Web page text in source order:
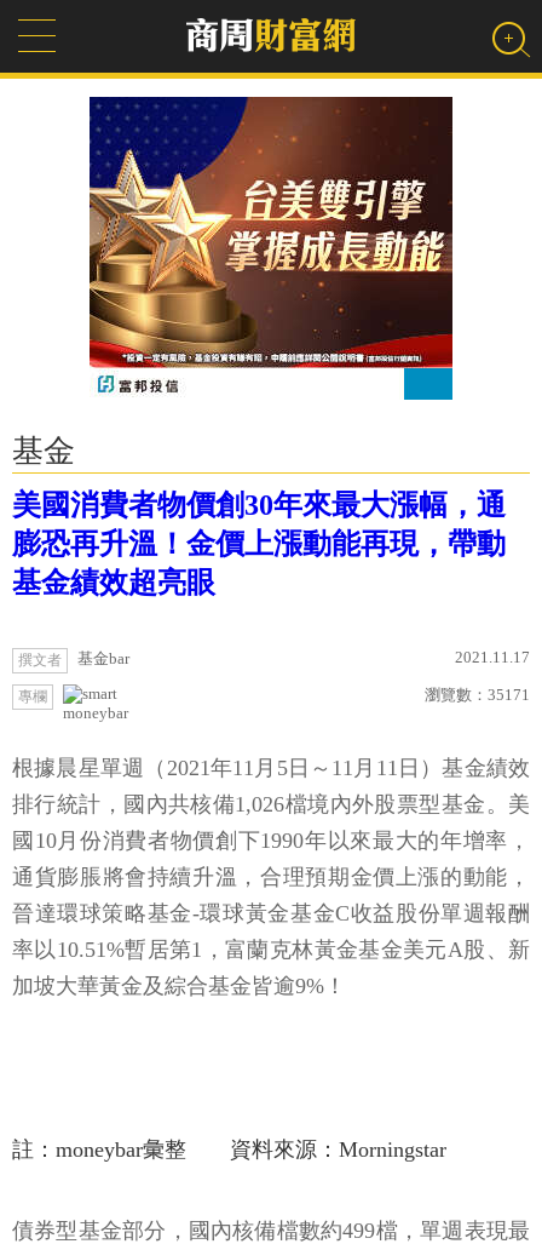
基金
美國消費者物價創30年來最大漲幅，通
膨恐再升溫！金價上漲動能再現，帶動
基金績效超亮眼
撰文者 基金bar 2021.11.17
專欄
moneybar
瀏覽數： 35171
根據晨星單週（2021年11月5日～11月11日）基金績效
排行統計，國內共核備1,026檔境內外股票型基金。美
國10月份消費者物價創下1990年以來最大的年增率，
通貨膨脹將會持續升溫，合理預期金價上漲的動能，
晉達環球策略基金-環球黃金基金C收益股份單週報酬
率以10.51%暫居第1，富蘭克林黃金基金美元A股、新
加坡大華黃金及綜合基金皆逾9%！
註：moneybar彙整 資料來源：Morningstar
債券型基金部分，國內核備檔數約499檔，單週表現最